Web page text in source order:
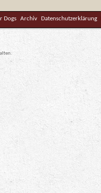
Dogs Archiv Datenschutzerklärung